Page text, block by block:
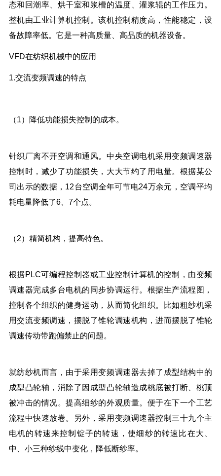
态和回潮率、烘干室和浆槽的温度、灌浆辊的工作压力。
整机由工业计算机控制。该机控制精度高，性能稳定，设
备故障率低。它是一种高质量、高品质的机器设备。
VFD在纺织机械中的应用
1.交流变频调速的特点
（1）降低功能损失控制的成本。
针织厂离不开空调和通风。中央空调电机采用变频调速器
控制时，减少了功能损失，大大节约了用电量。根据某公
司出示的数据，12台空调全年可节电24万余元，空调平均
耗电量降低了6、7个点。
（2）精简机构，提高特色。
根据PLC可编程控制器或工业控制计算机的控制，由变频
调速器完成多台电机的同步协调运行。根据生产流程图，
控制各个组织的健身运动，从而简化组织。比如粗纱机采
用交流变频调速，摆脱了锥轮调速机构，进而摆脱了锥轮
调速传动带跑偏禁止的问题。
就纺纱机而言，由于采用变频调速器去掉了成型结构中的
成型凸轮轴，消除了因成型凸轮轴造成桃底被打断、桃顶
被冲击的情况。提高细纱的外观质量。便于在下一个工艺
流程中快速放卷。另外，采用变频调速器控制三十九个主
电机的转速来控制锭子的转速，使细纱的转速比在大、
中、小三种纱线中变化，降低断纱率。